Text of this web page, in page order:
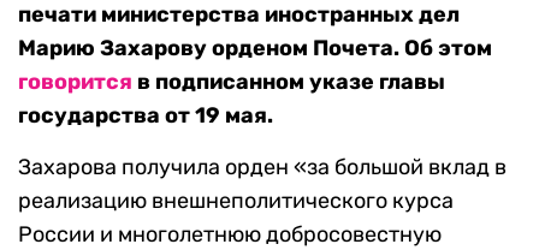
печати министерства иностранных дел
Марию Захарову орденом Почета. Об этом
говорится в подписанном указе главы
государства от 19 мая.
Захарова получила орден «за большой вклад в
реализацию внешнеполитического курса
России и многолетнюю добросовестную